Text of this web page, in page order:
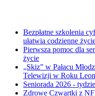
Bezpłatne szkolenia
ułatwia codzienne
Pierwsza pomoc dla
życie
„Skiz” w Pałacu
Telewizji w Roku
Seniorada 2026 -
Zdrowe Czwartki z